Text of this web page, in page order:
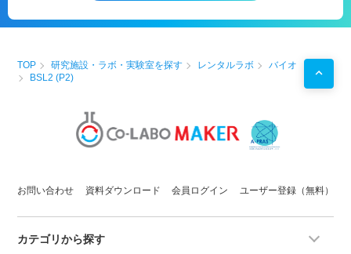
TOP 研究施設・ラボ・実験室を探す レンタルラボ
バイオ
BSL2 (P2)
お問い合わせ 資料ダウンロード 会員ログイン ユーザー登録（無料）
カテゴリから探す